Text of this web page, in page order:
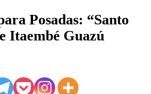
Posadas: “Santo
Itaembé Guazú